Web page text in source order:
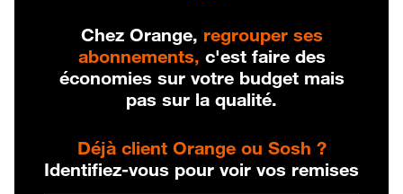
Chez Orange, regrouper ses
abonnements, c'est faire des
économies sur votre budget mais
pas sur la qualité.
Déjà client Orange ou Sosh ?
Identifiez-vous pour voir vos remises